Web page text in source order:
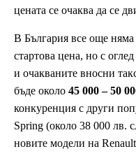
цената се очаква да се
В България все още
стартова цена, но с
и очакваните вносни
бъде около 45 000 – 50
конкуренция с други
Spring (около 38 000 лв.
новите модели на